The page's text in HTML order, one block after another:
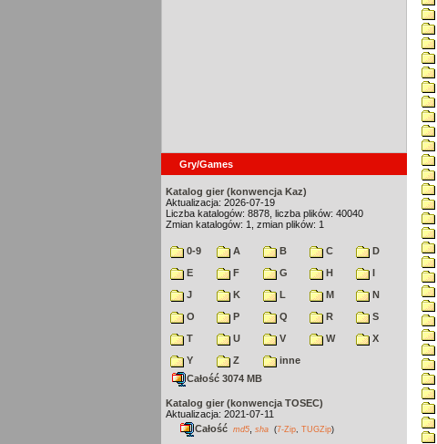
Gry/Games
Katalog gier (konwencja Kaz)
Aktualizacja: 2026-07-19
Liczba katalogów: 8878, liczba plików: 40040
Zmian katalogów: 1, zmian plików: 1
0-9 A B C
D
E
F G H
I
J
K L M
N
O
P Q R
S
T
U V W
X
Y
Z
inne
Całość 3074 MB
Katalog gier (konwencja TOSEC)
Aktualizacja: 2021-07-11
Całość md5 sha (7-Zip TUGZip)